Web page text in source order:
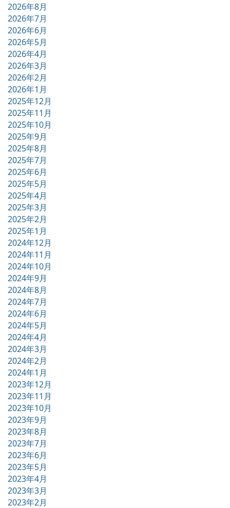
2026年8月
2026年7月
2026年6月
2026年5月
2026年4月
2026年3月
2026年2月
2026年1月
2025年12月
2025年11月
2025年10月
2025年9月
2025年8月
2025年7月
2025年6月
2025年5月
2025年4月
2025年3月
2025年2月
2025年1月
2024年12月
2024年11月
2024年10月
2024年9月
2024年8月
2024年7月
2024年6月
2024年5月
2024年4月
2024年3月
2024年2月
2024年1月
2023年12月
2023年11月
2023年10月
2023年9月
2023年8月
2023年7月
2023年6月
2023年5月
2023年4月
2023年3月
2023年2月